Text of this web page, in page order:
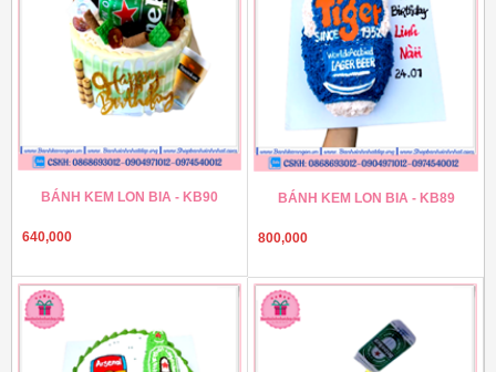
BÁNH KEM LON BIA - KB90
640,000
BÁNH KEM LON BIA - KB89
800,000